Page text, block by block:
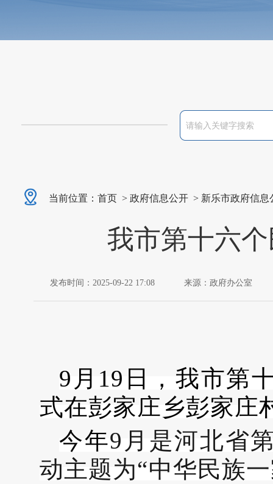
当前位置： 首页 > 政府信息公开 > 新乐市政府信息
我市第十六
发布时间：2025-09-22 17:08 来源：政府办公室
9月19日，我市第
式在彭家庄乡彭家庄
今年9月是河北省
动主题为“中华民族